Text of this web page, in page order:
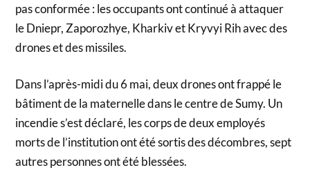
pas conformée : les occupants ont continué à attaquer
le Dniepr, Zaporozhye, Kharkiv et Kryvyi Rih avec des
drones et des missiles.
Dans l’après-midi du 6 mai, deux drones ont frappé le
bâtiment de la maternelle dans le centre de Sumy. Un
incendie s’est déclaré, les corps de deux employés
morts de l’institution ont été sortis des décombres, sept
autres personnes ont été blessées.